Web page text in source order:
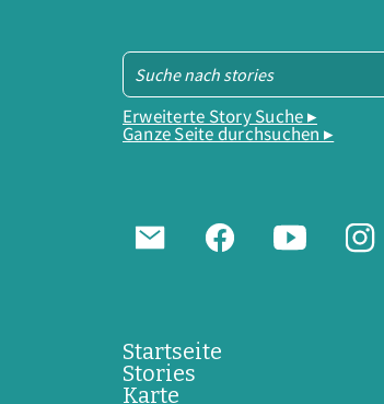
Erweiterte Story Suche ▸
Ganze Seite durchsuchen ▸
Startseite
Stories
Karte